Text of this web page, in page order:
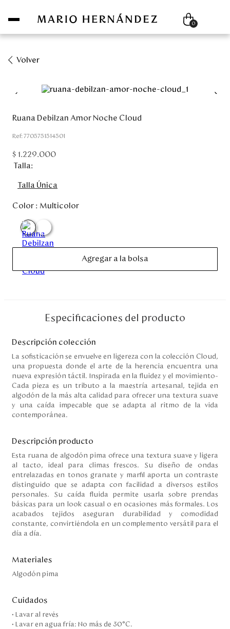
Unisex
Viaje
Colecciones
Disney
Mi cuenta
Nuestras Tiendas
Colombia
Costa Rica
Panamá
0
Volver
Ruana Debilzan Amor Noche Cloud
:7705751514501
$ 1.229.000
Talla
Talla Única
Color : Multicolor
Agregar a la bolsa
Especificaciones del producto
Descripción colección
La sofisticación se envuelve en ligereza con la colección Cloud,
una propuesta donde el arte de la herencia encuentra una
nueva expresión táctil. Inspirada en la fluidez y el movimiento-
Cada pieza es un tributo a la maestría artesanal, tejida en
algodón de la más alta calidad para ofrecer una textura suave
y una caída impecable que se adapta al ritmo de la vida
contemporánea.
Descripción producto
Esta ruana de algodón pima ofrece una textura suave y ligera
al tacto, ideal para climas frescos. Su diseño de ondas
entrelazadas en tonos granate y marfil aporta un contraste
distinguido que se adapta con facilidad a diversos estilos
personales. Su caída fluida permite usarla sobre prendas
básicas para un look casual o en ocasiones más formales. Los
acabados tejidos aseguran durabilidad y comodidad
constante, convirtiéndola en un complemento versátil para el
día a día.
Materiales
Algodón pima
Cuidados
• Lavar al revés
• Lavar en agua fría: No más de 30°C.